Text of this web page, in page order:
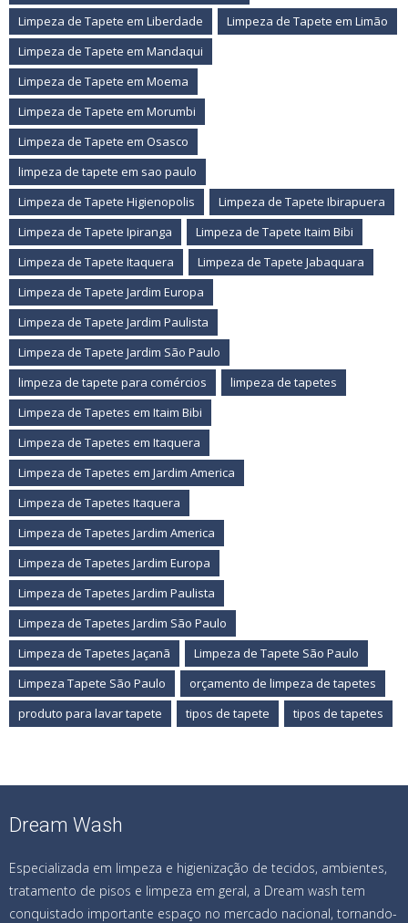
Limpeza de Tapete em Liberdade
Limpeza de Tapete em Limão
Limpeza de Tapete em Mandaqui
Limpeza de Tapete em Moema
Limpeza de Tapete em Morumbi
Limpeza de Tapete em Osasco
limpeza de tapete em sao paulo
Limpeza de Tapete Higienopolis
Limpeza de Tapete Ibirapuera
Limpeza de Tapete Ipiranga
Limpeza de Tapete Itaim Bibi
Limpeza de Tapete Itaquera
Limpeza de Tapete Jabaquara
Limpeza de Tapete Jardim Europa
Limpeza de Tapete Jardim Paulista
Limpeza de Tapete Jardim São Paulo
limpeza de tapete para comércios
limpeza de tapetes
Limpeza de Tapetes em Itaim Bibi
Limpeza de Tapetes em Itaquera
Limpeza de Tapetes em Jardim America
Limpeza de Tapetes Itaquera
Limpeza de Tapetes Jardim America
Limpeza de Tapetes Jardim Europa
Limpeza de Tapetes Jardim Paulista
Limpeza de Tapetes Jardim São Paulo
Limpeza de Tapetes Jaçanã
Limpeza de Tapete São Paulo
Limpeza Tapete São Paulo
orçamento de limpeza de tapetes
produto para lavar tapete
tipos de tapete tipos de tapetes
Dream Wash
Especializada em limpeza e higienização de tecidos, ambientes,
tratamento de pisos e limpeza em geral, a Dream wash tem
conquistado importante espaço no mercado nacional, tornando-